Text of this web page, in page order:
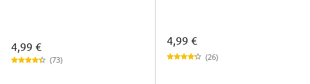
4,99 €
(73)
4,99 €
(26)